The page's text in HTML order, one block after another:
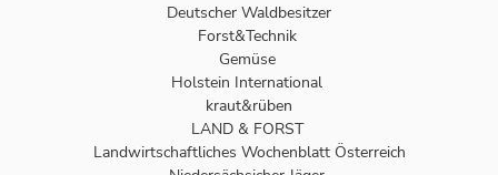
Deutscher Waldbesitzer
Forst&Technik
Gemüse
Holstein International
kraut&rüben
LAND & FORST
Landwirtschaftliches Wochenblatt Österreich